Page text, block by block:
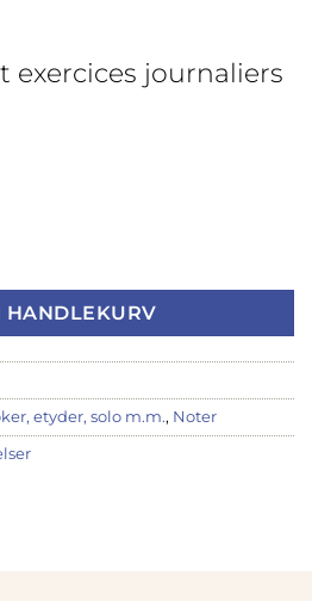
exercices journaliers
journaliers for fløyte antall
HANDLEKURV
etyder, solo m.m., Noter